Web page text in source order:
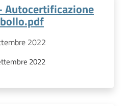
Autocertificazione
2022
2022